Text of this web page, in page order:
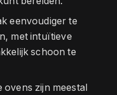
eenvoudiger te
met intuïtieve
schoon te
ovens zijn meestal